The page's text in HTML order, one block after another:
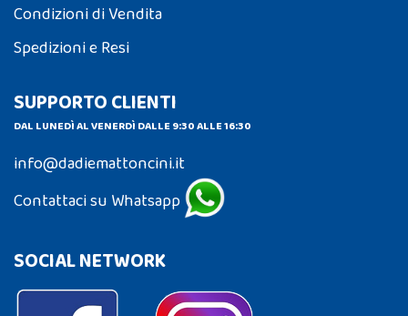
Condizioni di Vendita
Spedizioni e Resi
SUPPORTO CLIENTI
DAL LUNEDÌ AL VENERDÌ DALLE 9:30 ALLE 16:30
info@dadiemattoncini.it
Contattaci su Whatsapp
SOCIAL NETWORK